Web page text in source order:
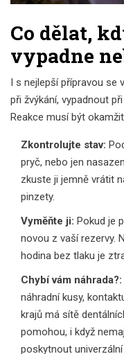
Co dělat,
vypadne
I s nejlepší přípravou
při žvýkání, vypadnout
Reakce musí být
Zkontrolujte stav:
pryč, nebo jen
zkuste ji jemně vrátit
pinzety.
Vyměňte ji: Pokud je
novou z vaší rezervy.
hodina bez tlaku je
Chybí vám náhrada?:
náhradní kusy,
krajů má sítě
pomohou, i když
poskytnout